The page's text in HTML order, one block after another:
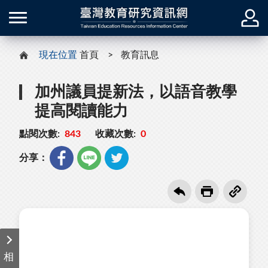
現在位置 首頁 教育訊息
加州議員提新法，以語音教學
提高閱讀能力
點閱次數: 843 收藏次數: 0
分享：
相